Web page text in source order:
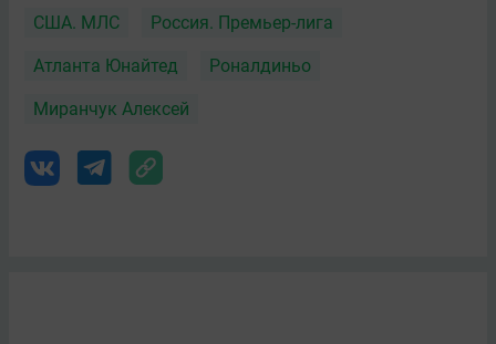
США. МЛС Россия. Премьер-лига
Атланта Юнайтед Роналдиньо
Миранчук Алексей